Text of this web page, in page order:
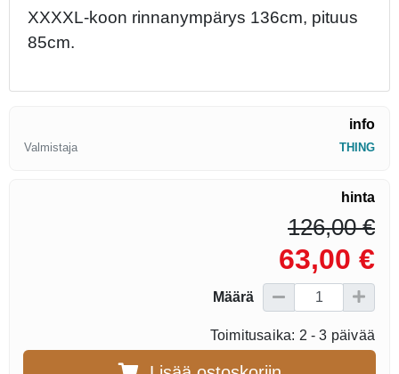
XXXXL-koon rinnanympärys 136cm, pituus
85cm.
info
Valmistaja THING
hinta
126,00 €
63,00 €
Määrä
Toimitusaika: 2 - 3 päivää